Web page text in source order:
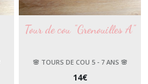
Tour de cou "Grenouilles A"
🌸 TOURS DE COU 5 - 7 ANS 🌸
14€